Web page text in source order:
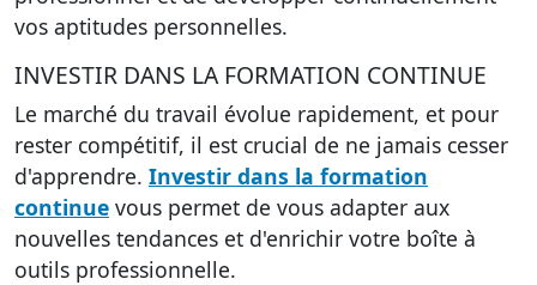
vos aptitudes personnelles.
INVESTIR DANS LA FORMATION CONTINUE
Le marché du travail évolue rapidement, et pour
rester compétitif, il est crucial de ne jamais cesser
d'apprendre. Investir dans la formation
continue vous permet de vous adapter aux
nouvelles tendances et d'enrichir votre boîte à
outils professionnelle.